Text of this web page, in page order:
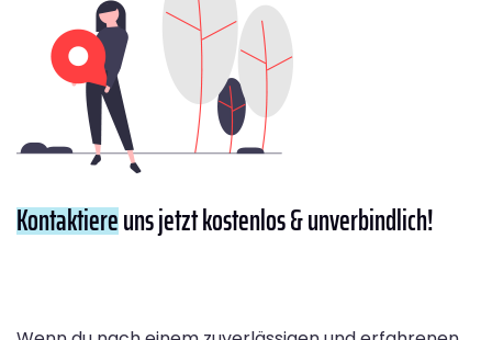
Kontaktiereuns jetzt kostenlos & unverbindlich!